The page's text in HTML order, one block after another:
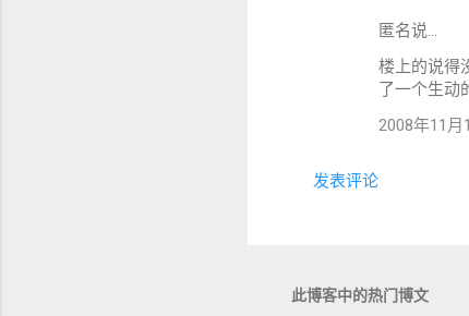
匿名说…
楼上的说得
了一个生动
2008年11月
发表评论
此博客中的热门博文